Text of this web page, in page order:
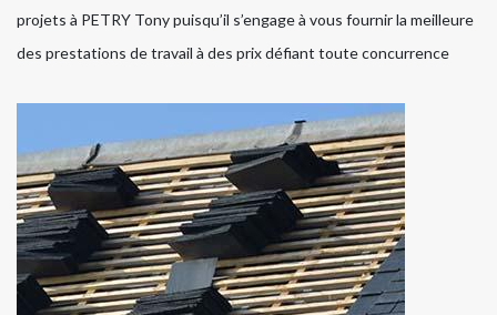
projets à PETRY Tony puisqu’il s’engage à vous fournir la meilleure
des prestations de travail à des prix défiant toute concurrence